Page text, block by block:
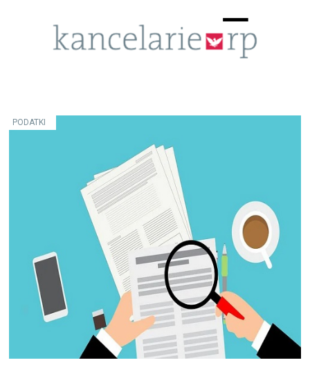
☰
PODATKI